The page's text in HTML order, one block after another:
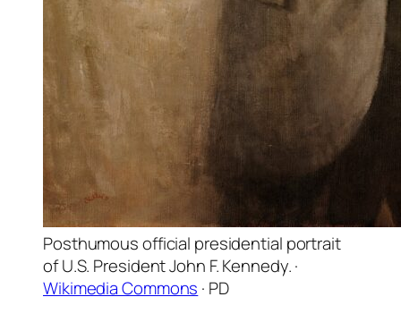
Posthumous official presidential portrait
of U.S. President John F. Kennedy. ·
Wikimedia Commons · PD